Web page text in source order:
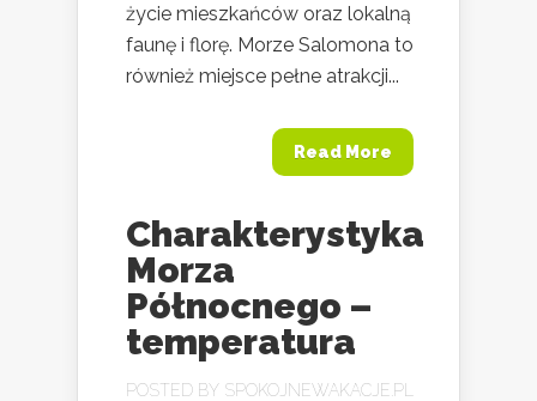
życie mieszkańców oraz lokalną
faunę i florę. Morze Salomona to
również miejsce pełne atrakcji...
Read More
Charakterystyka
Morza
Północnego –
temperatura
POSTED BY SPOKOJNEWAKACJE.PL